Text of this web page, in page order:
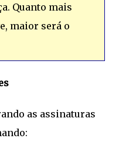
Quanto mais
maior será o
as assinaturas